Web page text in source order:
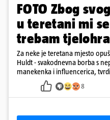
FOTO Zbog
u teretani mi
trebam
Za neke je teretana mjesto
Huldt - svakodnevna borba s
manekenka i influencerica,
kad dođe na trening
8